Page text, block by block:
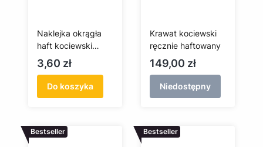
Naklejka okrągła
haft kociewski
(czarny rak)
Cena
3,60 zł
Do koszyka
Krawat kociewski
ręcznie haftowany
Cena
149,00 zł
Niedostępny
Bestseller Bestseller